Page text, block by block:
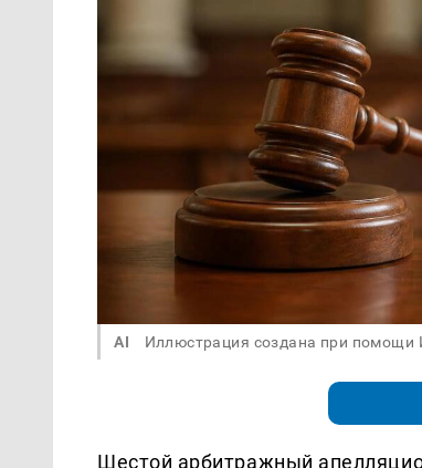
AI Иллюстрация создана при помощи
Шестой арбитражный